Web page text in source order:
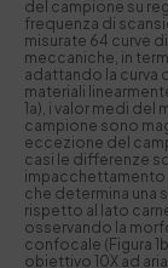
del campione su
frequenza di
misurate 64 curve
meccaniche, in
adattando la curva
materiali
1a), i valor medi del
campione sono
eccezione del
casi le differenze
impacchettamento
che determina una
rispetto al lato
osservando la
confocale (Figura
obiettivo 10X ad